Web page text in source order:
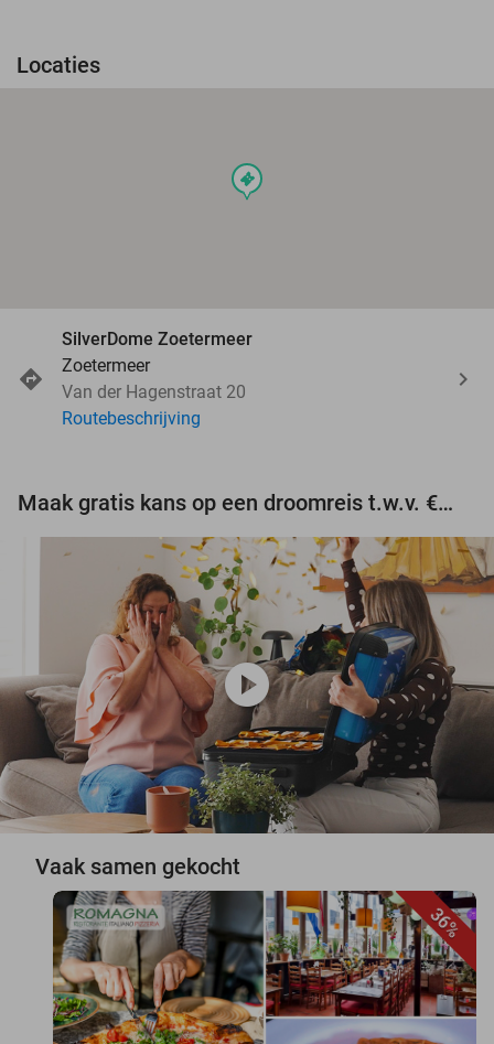
Locaties
events
SilverDome Zoetermeer
Zoetermeer
Van der Hagenstraat 20
Routebeschrijving
Maak gratis kans op een droomreis t.w.v. €3.000!
play_circle
Vaak samen gekocht
36%